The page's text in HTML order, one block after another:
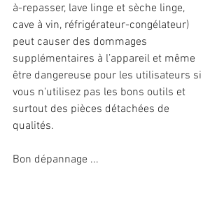
à-repasser, lave linge et sèche linge,
cave à vin, réfrigérateur-congélateur)
peut causer des dommages
supplémentaires à l’appareil et même
être dangereuse pour les utilisateurs si
vous n'utilisez pas les bons outils et
surtout des pièces détachées de
qualités.
Bon dépannage ...